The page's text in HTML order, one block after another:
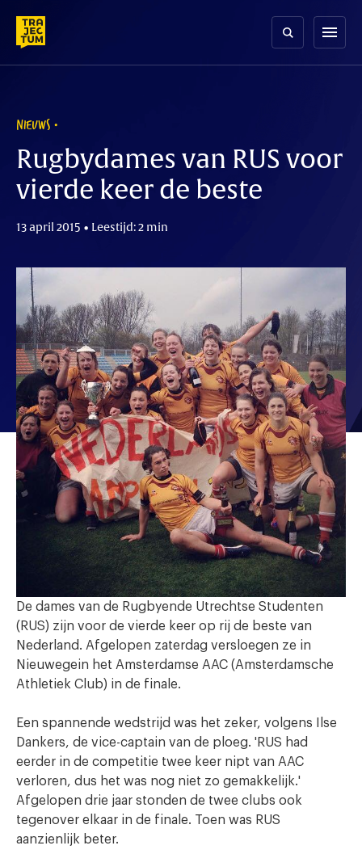
content
menu
NIEUWS
Rugbydames van RUS voor
vierde keer de beste
13 april 2015 • Leestijd: 2 min
De dames van de Rugbyende Utrechtse Studenten
(RUS) zijn voor de vierde keer op rij de beste van
Nederland. Afgelopen zaterdag versloegen ze in
Nieuwegein het Amsterdamse AAC (Amsterdamsche
Athletiek Club) in de finale.
Een spannende wedstrijd was het zeker, volgens Ilse
Dankers, de vice-captain van de ploeg. 'RUS had
eerder in de competitie twee keer nipt van AAC
verloren, dus het was nog niet zo gemakkelijk.'
Afgelopen drie jaar stonden de twee clubs ook
tegenover elkaar in de finale. Toen was RUS
aanzienlijk beter.